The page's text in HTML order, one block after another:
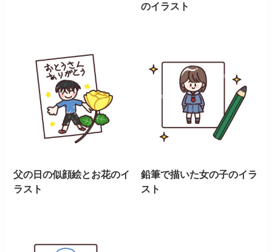
のイラスト
父の日の似顔絵とお花のイ
ラスト
鉛筆で描いた女の子のイラ
スト